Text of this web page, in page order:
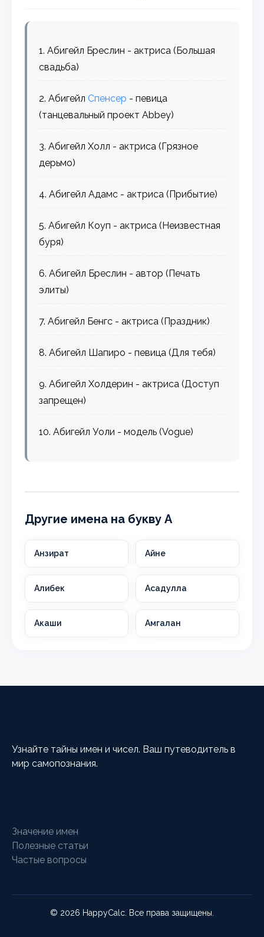
1. Абигейл Бреслин - актриса (Большая
свадьба)
2. Абигейл Спенсер - певица
(танцевальный проект Abbey)
3. Абигейл Холл - актриса (Грязное
дерьмо)
4. Абигейл Адамс - актриса (Прибытие)
5. Абигейл Коуп - актриса (Неизвестная
буря)
6. Абигейл Бреслин - автор (Печать
элиты)
7. Абигейл Бенгс - актриса (Праздник)
8. Абигейл Шапиро - певица (Для тебя)
9. Абигейл Холдерин - актриса (Доступ
запрещен)
10. Абигейл Уоли - модель (Vogue)
Другие имена на букву А
Анзират Айне
Алибек Асадулла
Акаши Амгалан
Узнайте тайны имен и чисел. Ваш путеводитель в
мир самопознания.
Значение имен
Полезные статьи
Частые вопросы
© 2026 HappyCalc. Все права защищены.